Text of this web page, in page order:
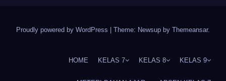
Proudly powered by WordPress | Theme: Newsup by Themeansar.
HOME KELAS 7 KELAS 8 KELAS 9